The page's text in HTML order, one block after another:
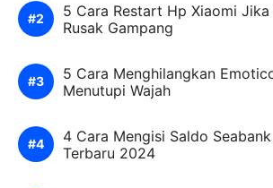
5 Cara Restart Hp Xiaomi
Rusak Gampang
5 Cara Menghilangkan
Menutupi Wajah
4 Cara Mengisi Saldo
Terbaru 2024